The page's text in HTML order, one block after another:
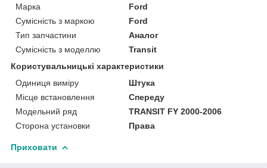
Марка
Ford
Сумісність з маркою
Ford
Тип запчастини
Аналог
Сумісність з моделлю
Transit
Користувальницькі характеристики
Одиниця виміру
Штука
Місце встановлення
Спереду
Модельний ряд
TRANSIT FY 2000-2006
Сторона установки
Права
Приховати